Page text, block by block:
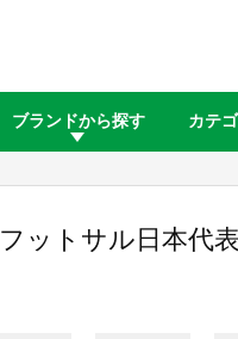
ブランドから探す カテ
フットサル日本代